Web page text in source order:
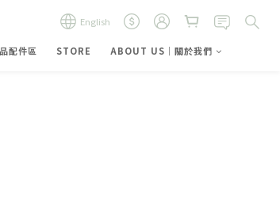
English
配件區 STORE ABOUT US｜關於我們